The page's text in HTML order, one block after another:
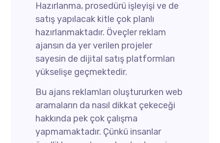
Hazırlanma, prosedürü işleyişi ve de
satış yapılacak kitle çok planlı
hazırlanmaktadır. Öveçler reklam
ajansın da yer verilen projeler
sayesin de dijital satış platformları
yükselişe geçmektedir.
Bu ajans reklamları oluştururken web
aramaların da nasıl dikkat çekeceği
hakkında pek çok çalışma
yapmamaktadır. Çünkü insanlar